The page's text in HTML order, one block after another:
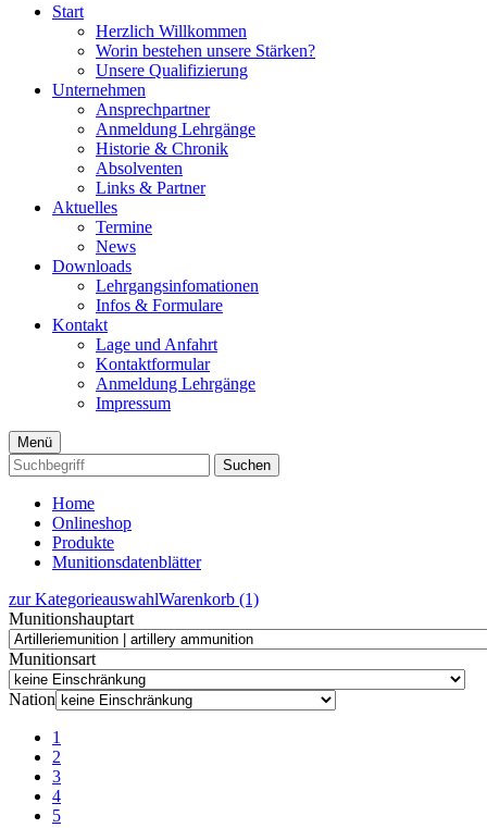
Start
Herzlich Willkommen
Worin bestehen unsere Stärken?
Unsere Qualifizierung
Unternehmen
Ansprechpartner
Anmeldung Lehrgänge
Historie & Chronik
Absolventen
Links & Partner
Aktuelles
Termine
News
Downloads
Lehrgangsinfomationen
Infos & Formulare
Kontakt
Lage und Anfahrt
Kontaktformular
Anmeldung Lehrgänge
Impressum
Menü
Suchen
Home
Onlineshop
Produkte
Munitionsdatenblätter
zur KategorieauswahlWarenkorb (1)
Munitionshauptart
Munitionsart
Nation
1
2
3
4
5